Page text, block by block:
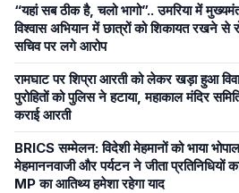
“यहां सब ठीक है, चलो भागो”.. उमरिया में
विश्वास अभियान में छात्रों को शिकायत रखने से रोका, पंचायत
सचिव पर लगे आरोप
रामघाट पर शिप्रा आरती को लेकर खड़ा हुआ
पुरोहितों को पुलिस ने हटाया, महाकाल मंदिर
कराई आरती
BRICS सम्मेलन: विदेशी मेहमानों को भाया
मेहमाननवाजी और पर्यटन ने जीता प्रतिनिधियों
MP का आतिथ्य हमेशा रहेगा याद